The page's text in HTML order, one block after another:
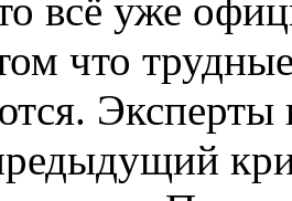
всё уже
что
Эксперты